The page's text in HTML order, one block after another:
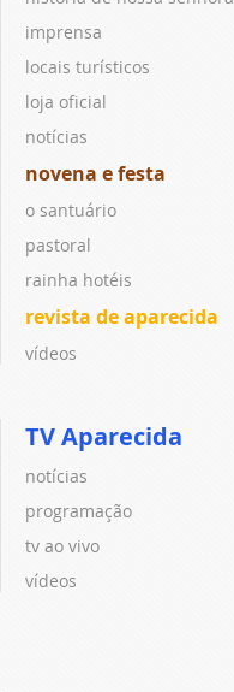
imprensa
locais turísticos
loja oficial
notícias
novena e festa
o santuário
pastoral
rainha hotéis
revista de aparecida
vídeos
TV Aparecida
notícias
programação
tv ao vivo
vídeos